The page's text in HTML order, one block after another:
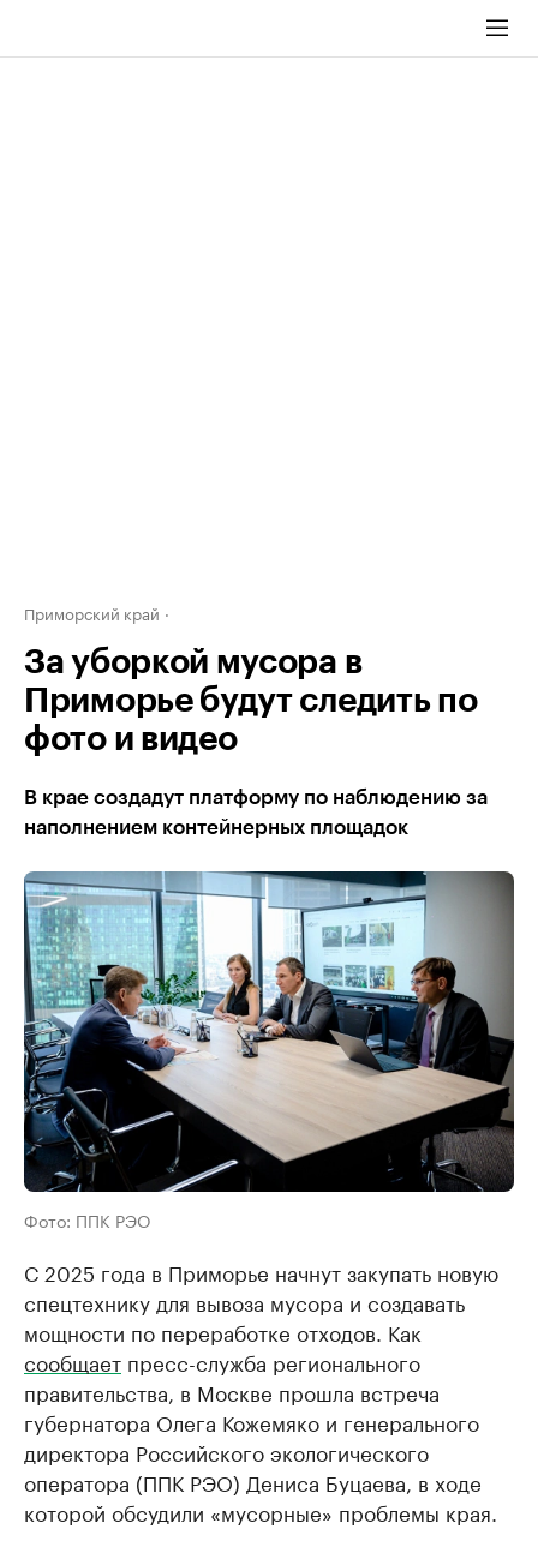
Приморский край
За уборкой мусора в
Приморье будут следить по
фото и видео
В крае создадут платформу по наблюдению за
наполнением контейнерных площадок
Фото: ППК РЭО
С 2025 года в Приморье начнут закупать новую
спецтехнику для вывоза мусора и создавать
мощности по переработке отходов. Как
сообщает пресс-служба регионального
правительства, в Москве прошла встреча
губернатора Олега Кожемяко и генерального
директора Российского экологического
оператора (ППК РЭО) Дениса Буцаева, в ходе
которой обсудили «мусорные» проблемы края.